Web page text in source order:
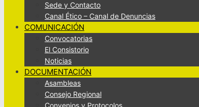
Sede y Contacto
Canal Ético – Canal de Denuncias
COMUNICACIÓN
Convocatorias
El Consistorio
Noticias
DOCUMENTACIÓN
Asambleas
Consejo Regional
Convenios y Protocolos